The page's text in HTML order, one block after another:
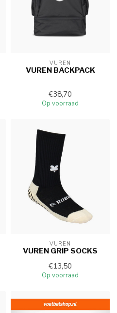
VUREN
VUREN BACKPACK
€38,70
Op voorraad
VUREN
VUREN GRIP SOCKS
€13,50
Op voorraad